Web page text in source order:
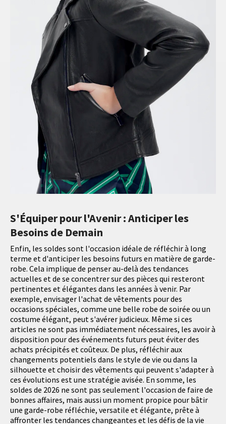
S'Équiper pour l'Avenir : Anticiper les
Besoins de Demain
Enfin, les soldes sont l'occasion idéale de réfléchir à long
terme et d'anticiper les besoins futurs en matière de garde-
robe. Cela implique de penser au-delà des tendances
actuelles et de se concentrer sur des pièces qui resteront
pertinentes et élégantes dans les années à venir. Par
exemple, envisager l'achat de vêtements pour des
occasions spéciales, comme une belle robe de soirée ou un
costume élégant, peut s'avérer judicieux. Même si ces
articles ne sont pas immédiatement nécessaires, les avoir à
disposition pour des événements futurs peut éviter des
achats précipités et coûteux. De plus, réfléchir aux
changements potentiels dans le style de vie ou dans la
silhouette et choisir des vêtements qui peuvent s'adapter à
ces évolutions est une stratégie avisée. En somme, les
soldes de 2026 ne sont pas seulement l'occasion de faire de
bonnes affaires, mais aussi un moment propice pour bâtir
une garde-robe réfléchie, versatile et élégante, prête à
affronter les tendances changeantes et les défis de la vie